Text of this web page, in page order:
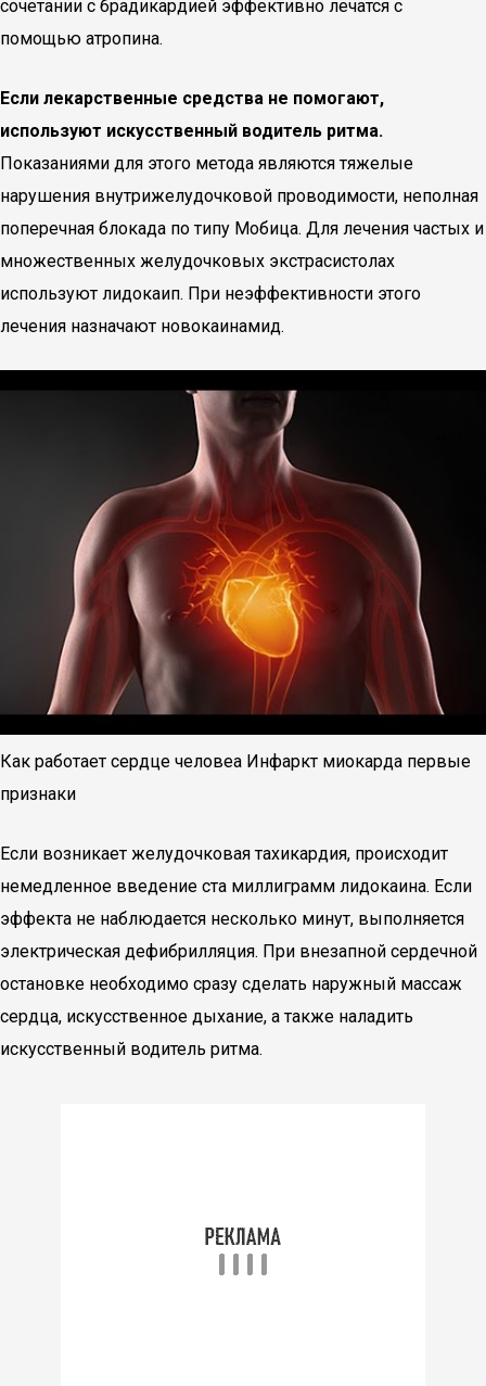
сочетании с брадикардией эффективно лечатся с
помощью атропина.
Если лекарственные средства не помогают,
используют искусственный водитель ритма.
Показаниями для этого метода являются тяжелые
нарушения внутрижелудочковой проводимости, неполная
поперечная блокада по типу Мобица. Для лечения частых и
множественных желудочковых экстрасистолах
используют лидокаип. При неэффективности этого
лечения назначают новокаинамид.
Как работает сердце человеа Инфаркт миокарда первые
признаки
Если возникает желудочковая тахикардия, происходит
немедленное введение ста миллиграмм лидокаина. Если
эффекта не наблюдается несколько минут, выполняется
электрическая дефибрилляция. При внезапной сердечной
остановке необходимо сразу сделать наружный массаж
сердца, искусственное дыхание, а также наладить
искусственный водитель ритма.